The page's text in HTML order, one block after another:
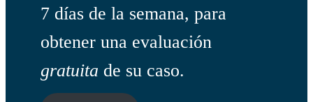
7 días de la semana, para
obtener una evaluación
gratuita de su caso.